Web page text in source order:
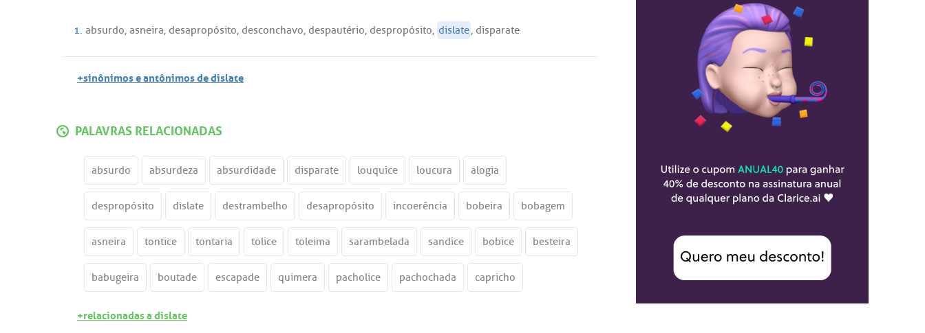
1. absurdo, asneira, desapropósito, desconchavo, despautério, despropósito, dislate, disparate
+sinônimos e antônimos de dislate
PALAVRAS RELACIONADAS
absurdo absurdeza absurdidade disparate louquice loucura alogia
despropósito dislate destrambelho desapropósito incoerência bobeira bobagem
asneira tontice tontaria tolice toleima sarambelada sandice bobice besteira
babugeira boutade escapade quimera pacholice pachochada capricho
+relacionadas a dislate